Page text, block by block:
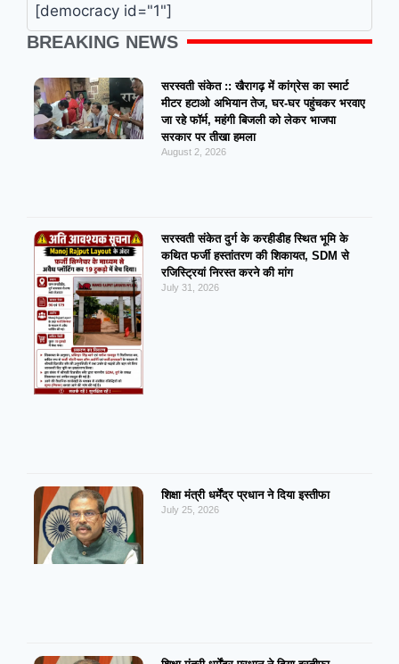
[democracy id="1"]
BREAKING NEWS
सरस्वती संकेत :: खैरागढ़ में कांग्रेस का स्मार्ट
मीटर हटाओ अभियान तेज, घर-घर पहुंचकर भरवाए
जा रहे फॉर्म, महंगी बिजली को लेकर भाजपा
सरकार पर तीखा हमला
August 2, 2026
सरस्वती संकेत दुर्ग के करहीडीह स्थित भूमि के
कथित फर्जी हस्तांतरण की शिकायत, SDM से
रजिस्ट्रियां निरस्त करने की मांग
July 31, 2026
शिक्षा मंत्री धर्मेंद्र प्रधान ने दिया इस्तीफा
July 25, 2026